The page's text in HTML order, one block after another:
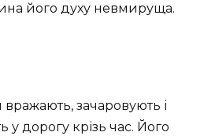
його духу невмируща.
вражають, зачаровують і
у дорогу крізь час. Його